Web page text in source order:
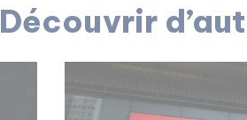
Découvrir